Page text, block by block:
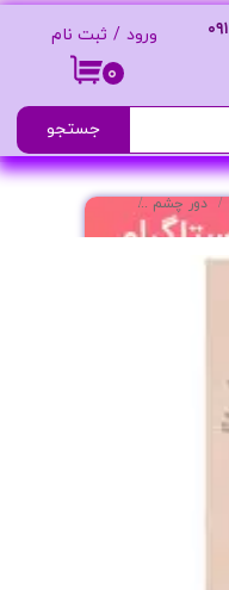
۰
ورود / ثبت نام ٠٩١
جستجو
دور چشم سرم دور چشم مدل Revive – ضدچروک و جوانساز پوست اطراف چشم